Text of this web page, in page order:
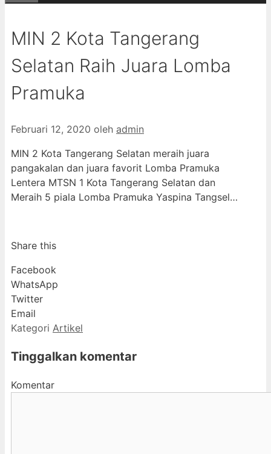
MIN 2 Kota Tangerang
Selatan Raih Juara Lomba
Pramuka
Februari 12, 2020 oleh admin
MIN 2 Kota Tangerang Selatan meraih juara
pangakalan dan juara favorit Lomba Pramuka
Lentera MTSN 1 Kota Tangerang Selatan dan
Meraih 5 piala Lomba Pramuka Yaspina Tangsel…
Share this
Facebook
WhatsApp
Twitter
Email
Kategori Artikel
Tinggalkan komentar
Komentar